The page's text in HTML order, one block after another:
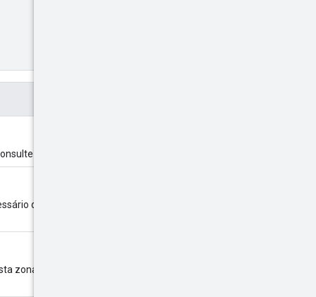
definir stateSignal ou
zona. É necessário definir